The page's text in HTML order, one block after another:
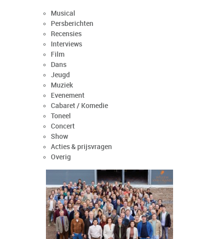
Musical
Persberichten
Recensies
Interviews
Film
Dans
Jeugd
Muziek
Evenement
Cabaret / Komedie
Toneel
Concert
Show
Acties & prijsvragen
Overig